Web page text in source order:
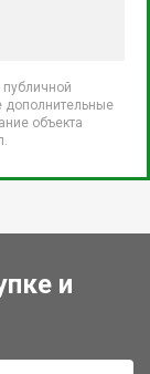
дополнительные
объекта
и